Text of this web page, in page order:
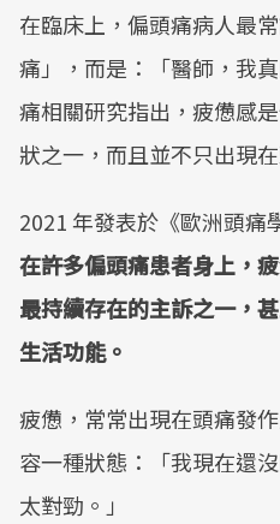
在臨床上，偏頭痛病人最
痛」，而是：「醫師，我
痛相關研究指出，疲憊感
狀之一，而且並不只出現
2021 年發表於《歐洲頭痛
在許多偏頭痛患者身上，
最持續存在的主訴之一，
生活功能。
疲憊，常常出現在頭痛發
容一種狀態：「我現在還
太對勁。」